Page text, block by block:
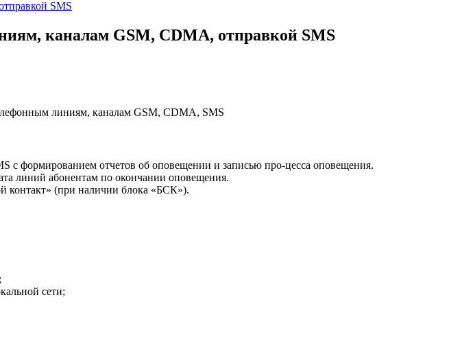
SMS
каналам GSM, CDMA, отправкой SMS
линиям, каналам GSM, CDMA, SMS
формированием отчетов об оповещении и записью про-цесса оповещения.
линий абонентам по окончании оповещения.
контакт» (при наличии блока «БСК»).
сети;